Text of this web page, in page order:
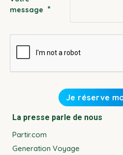
message *
La presse parle de nous
Partir.com
Generation Voyage